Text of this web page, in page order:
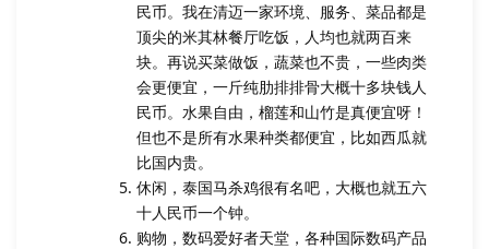
民币。我在清迈一家环境、服务、菜品都是
顶尖的米其林餐厅吃饭，人均也就两百来
块。再说买菜做饭，蔬菜也不贵，一些肉类
会更便宜，一斤纯肋排排骨大概十多块钱人
民币。水果自由，榴莲和山竹是真便宜呀！
但也不是所有水果种类都便宜，比如西瓜就
比国内贵。
休闲，泰国马杀鸡很有名吧，大概也就五六
十人民币一个钟。
购物，数码爱好者天堂，各种国际数码产品